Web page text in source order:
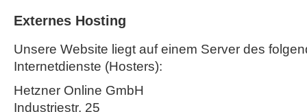
Externes Hosting
Unsere Website liegt auf einem Server des
Internetdienste (Hosters):
Hetzner Online GmbH
Industriestr. 25